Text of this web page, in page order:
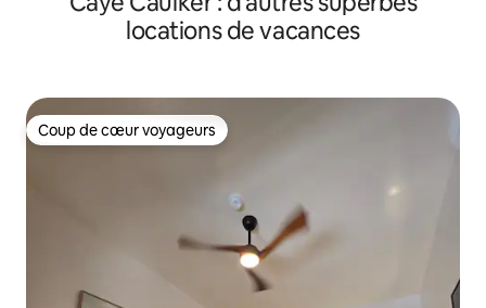
locations de vacances
Coup de cœur voyageurs
Coup de cœur voyageurs